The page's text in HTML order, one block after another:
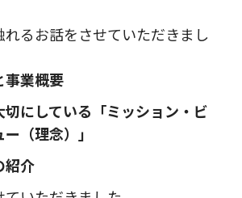
るお話をさせていただきまし
事業概要
にしている「ミッション・ビ
（理念）」
紹介